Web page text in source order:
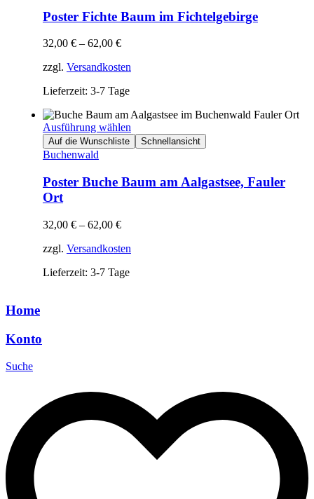
Poster Fichte Baum im Fichtelgebirge
32,00 €– 62,00 €
zzgl. Versandkosten
Lieferzeit: 3-7 Tage
Ausführung wählen
Auf die Wunschliste Schnellansicht
Buchenwald
Poster Buche Baum am Aalgastsee, Fauler
Ort
32,00 €– 62,00 €
zzgl. Versandkosten
Lieferzeit: 3-7 Tage
Home
Konto
Suche